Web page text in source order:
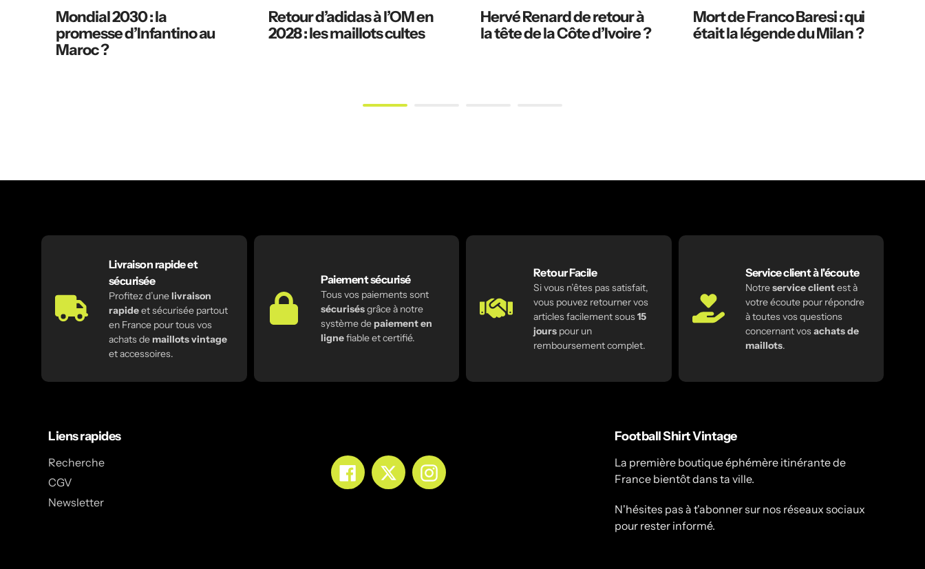
Mondial 2030 : la
promesse d’Infantino au
Maroc ?
Retour d’adidas à l’OM en
2028 : les maillots cultes
Hervé Renard de retour à
la tête de la Côte d’Ivoire ?
Mort de Franco Baresi : qui
était la légende du Milan ?
Livraison rapide et
sécurisée
Profitez d’unelivraison
rapideet sécurisée partout
en France pour tous vos
achats demaillots vintage
et accessoires.
Paiement sécurisé
Tous vos paiements sont
sécurisésgrâce à notre
système depaiement en
lignefiable et certifié.
Retour Facile
Si vous n’êtes pas satisfait,
vous pouvez retourner vos
articles facilement sous15
jourspour un
remboursement complet.
Service client à l'écoute
Notreservice clientest à
votre écoute pour répondre
à toutes vos questions
concernant vosachats de
maillots.
Liens rapides
Recherche
CGV
Newsletter
FacebookTwitterInstagram
Football Shirt Vintage
La première boutique éphémère itinérante de
France bientôt dans ta ville.
N'hésites pas à t'abonner sur nos réseaux sociaux
pour rester informé.